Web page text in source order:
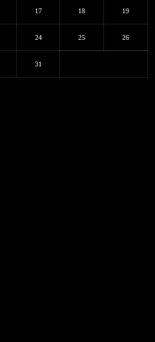
17 18 19
24 25 26
31